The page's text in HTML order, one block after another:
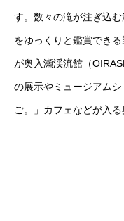
す。数々の滝が注ぎ込
をゆっくりと鑑賞でき
が奥入瀬渓流館（
の展示やミュージアム
ご。」カフェなどが入